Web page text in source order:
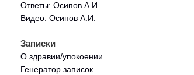
Ответы: Осипов А.И.
Видео: Осипов А.И.
Записки
О здравии/упокоении
Генератор записок